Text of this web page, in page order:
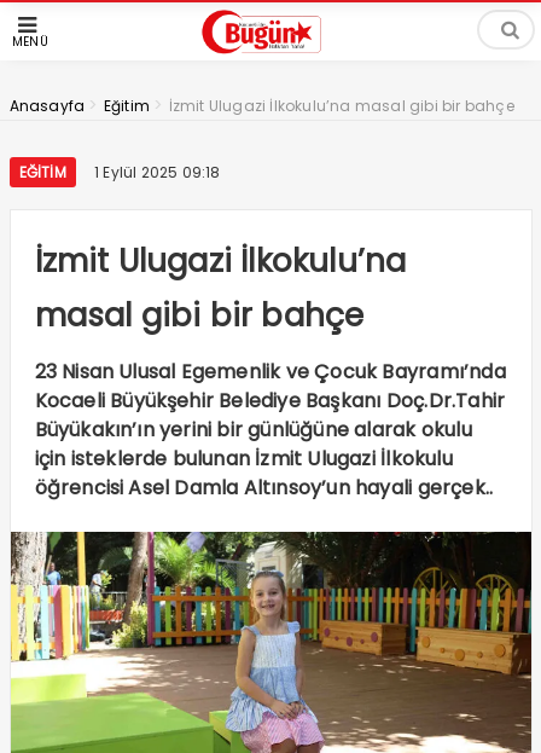
MENÜ
Anasayfa > Eğitim > İzmit Ulugazi İlkokulu’na masal gibi bir bahçe
EĞITIM 1 Eylül 2025 09:18
İzmit Ulugazi İlkokulu’na
masal gibi bir bahçe
23 Nisan Ulusal Egemenlik ve Çocuk Bayramı’nda
Kocaeli Büyükşehir Belediye Başkanı Doç.Dr.Tahir
Büyükakın’ın yerini bir günlüğüne alarak okulu
için isteklerde bulunan İzmit Ulugazi İlkokulu
öğrencisi Asel Damla Altınsoy’un hayali gerçek..